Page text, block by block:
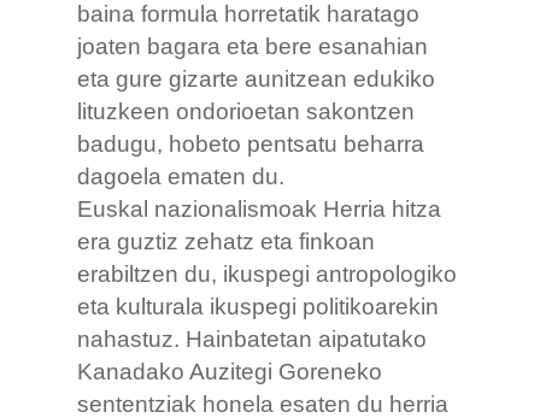
baina formula horretatik haratago
joaten bagara eta bere esanahian
eta gure gizarte aunitzean edukiko
lituzkeen ondorioetan sakontzen
badugu, hobeto pentsatu beharra
dagoela ematen du.
Euskal nazionalismoak Herria hitza
era guztiz zehatz eta finkoan
erabiltzen du, ikuspegi antropologiko
eta kulturala ikuspegi politikoarekin
nahastuz. Hainbatetan aipatutako
Kanadako Auzitegi Goreneko
sententziak honela esaten du herria